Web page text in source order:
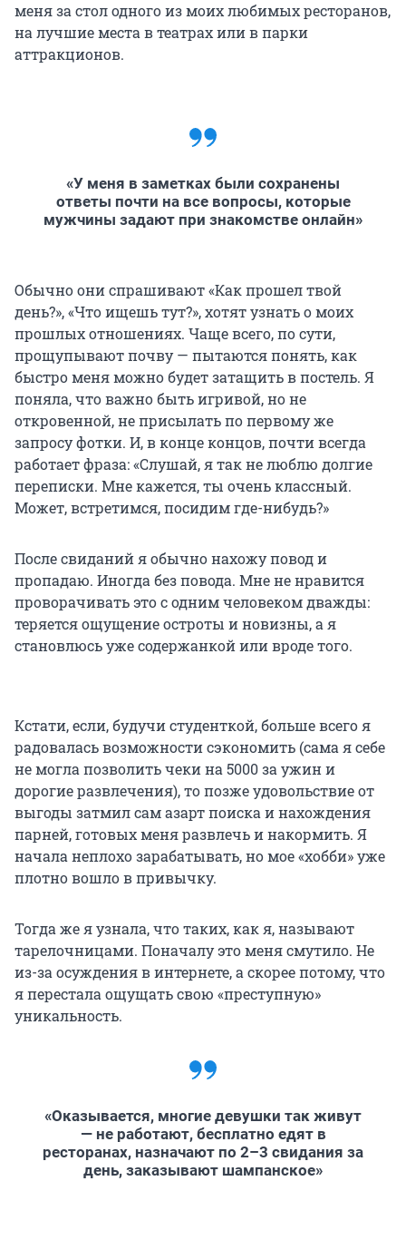
меня за стол одного из моих любимых ресторанов,
на лучшие места в театрах или в парки
аттракционов.
«У меня в заметках были сохранены
ответы почти на все вопросы, которые
мужчины задают при знакомстве онлайн»
Обычно они спрашивают «Как прошел твой
день?», «Что ищешь тут?», хотят узнать о моих
прошлых отношениях. Чаще всего, по сути,
прощупывают почву — пытаются понять, как
быстро меня можно будет затащить в постель. Я
поняла, что важно быть игривой, но не
откровенной, не присылать по первому же
запросу фотки. И, в конце концов, почти всегда
работает фраза: «Слушай, я так не люблю долгие
переписки. Мне кажется, ты очень классный.
Может, встретимся, посидим где-нибудь?»
После свиданий я обычно нахожу повод и
пропадаю. Иногда без повода. Мне не нравится
проворачивать это с одним человеком дважды:
теряется ощущение остроты и новизны, а я
становлюсь уже содержанкой или вроде того.
Кстати, если, будучи студенткой, больше всего я
радовалась возможности сэкономить (сама я себе
не могла позволить чеки на 5000 за ужин и
дорогие развлечения), то позже удовольствие от
выгоды затмил сам азарт поиска и нахождения
парней, готовых меня развлечь и накормить. Я
начала неплохо зарабатывать, но мое «хобби» уже
плотно вошло в привычку.
Тогда же я узнала, что таких, как я, называют
тарелочницами. Поначалу это меня смутило. Не
из-за осуждения в интернете, а скорее потому, что
я перестала ощущать свою «преступную»
уникальность.
«Оказывается, многие девушки так живут
— не работают, бесплатно едят в
ресторанах, назначают по 2–3 свидания за
день, заказывают шампанское»